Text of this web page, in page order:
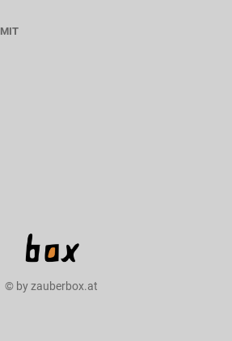
MIT
© by zauberbox.at